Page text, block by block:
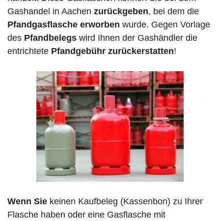
Gashandel in Aachen zurückgeben, bei dem die
Pfandgasflasche erworben wurde. Gegen Vorlage
des Pfandbelegs wird Ihnen der Gashändler die
entrichtete Pfandgebühr zurückerstatten!
Wenn Sie keinen Kaufbeleg (Kassenbon) zu Ihrer
Flasche haben oder eine Gasflasche mit